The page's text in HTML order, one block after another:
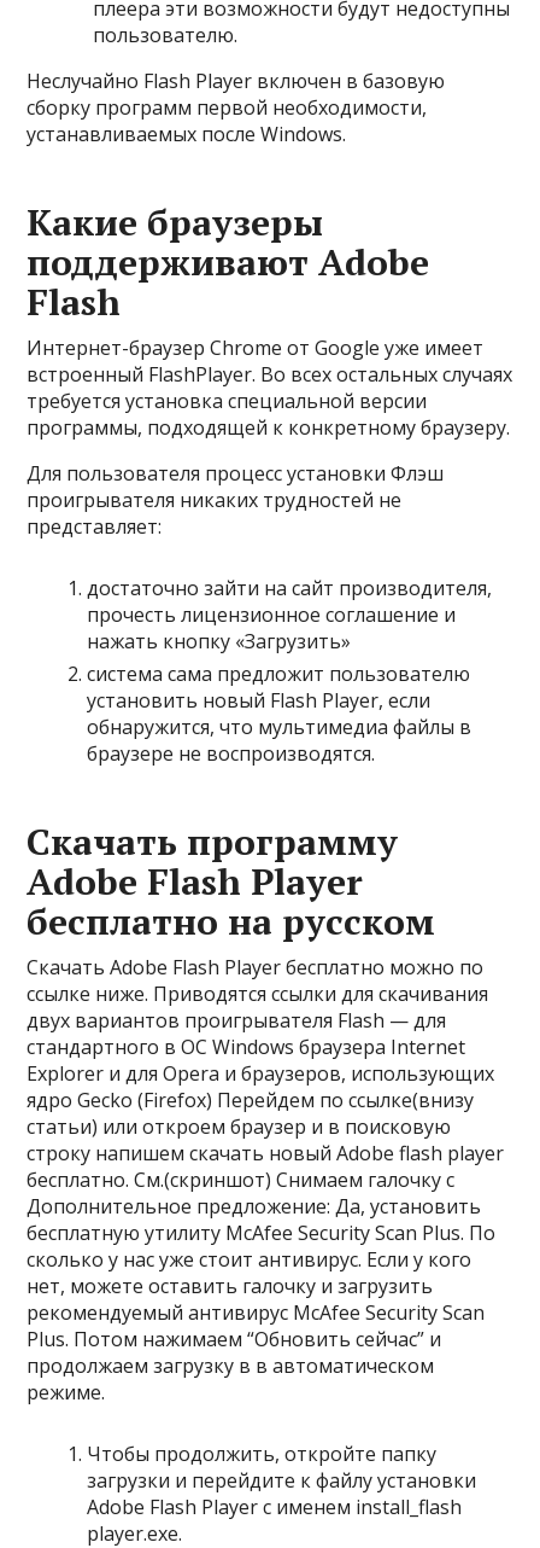
плеера эти возможности будут недоступны
пользователю.
Неслучайно Flash Player включен в базовую
сборку программ первой необходимости,
устанавливаемых после Windows.
Какие браузеры
поддерживают Adobe
Flash
Интернет-браузер Chrome от Google уже имеет
встроенный FlashPlayer. Во всех остальных случаях
требуется установка специальной версии
программы, подходящей к конкретному браузеру.
Для пользователя процесс установки Флэш
проигрывателя никаких трудностей не
представляет:
достаточно зайти на сайт производителя,
прочесть лицензионное соглашение и
нажать кнопку «Загрузить»
система сама предложит пользователю
установить новый Flash Player, если
обнаружится, что мультимедиа файлы в
браузере не воспроизводятся.
Скачать программу
Adobe Flash Player
бесплатно на русском
Скачать Adobe Flash Player бесплатно можно по
ссылке ниже. Приводятся ссылки для скачивания
двух вариантов проигрывателя Flash — для
стандартного в ОС Windows браузера Internet
Explorer и для Opera и браузеров, использующих
ядро Gecko (Firefox) Перейдем по ссылке(внизу
статьи) или откроем браузер и в поисковую
строку напишем скачать новый Adobe flash player
бесплатно. См.(скриншот) Снимаем галочку с
Дополнительное предложение: Да, установить
бесплатную утилиту McAfee Security Scan Plus. По
сколько у нас уже стоит антивирус. Если у кого
нет, можете оставить галочку и загрузить
рекомендуемый антивирус McAfee Security Scan
Plus. Потом нажимаем “Обновить сейчас” и
продолжаем загрузку в в автоматическом
режиме.
Чтобы продолжить, откройте папку
загрузки и перейдите к файлу установки
Adobe Flash Player с именем install_flash
player.exe.